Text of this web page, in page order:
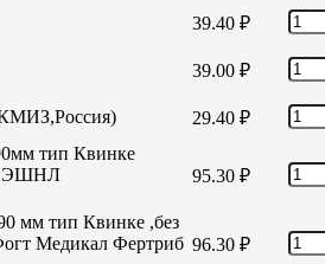
39.40 ₽
39.00 ₽
29.40 ₽
тип Квинке
95.30 ₽
мм тип Квинке ,без
Медикал Фертриб 96.30 ₽